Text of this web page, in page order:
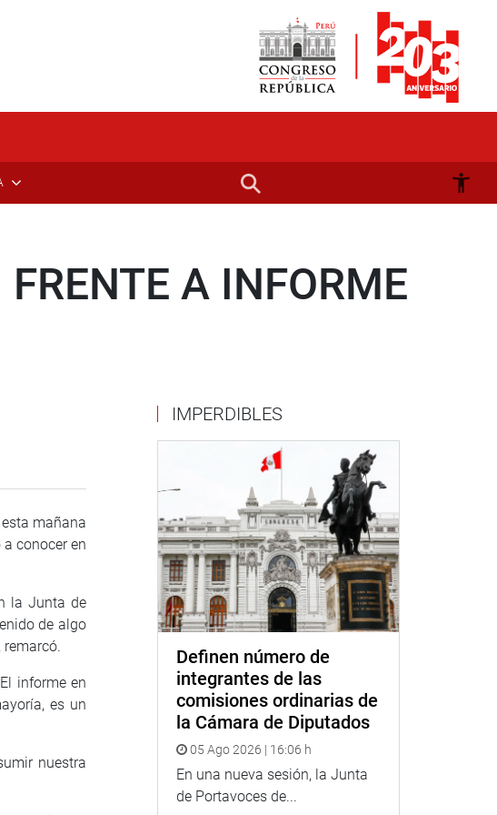
A INFORME
mañana
conocer en
la Junta de
de algo
remarcó.
informe en
es un
nuestra
IMPERDIBLES
Definen número de
integrantes de las
comisiones ordinarias de
la Cámara de Diputados
05 Ago 2026 | 16:06 h
En una nueva sesión, la Junta
de Portavoces de...